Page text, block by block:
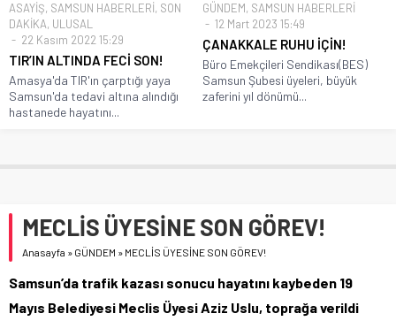
ASAYİŞ, SAMSUN HABERLERİ, SON
DAKİKA, ULUSAL
22 Kasım 2022 15:29
TIR’IN ALTINDA FECİ SON!
Amasya'da TIR'ın çarptığı yaya
Samsun'da tedavi altına alındığı
hastanede hayatını...
GÜNDEM, SAMSUN HABERLERİ
12 Mart 2023 15:49
ÇANAKKALE RUHU İÇİN!
Büro Emekçileri Sendikası(BES)
Samsun Şubesi üyeleri, büyük
zaferini yıl dönümü...
MECLİS ÜYESİNE SON GÖREV!
Anasayfa » GÜNDEM » MECLİS ÜYESİNE SON GÖREV!
Samsun’da trafik kazası sonucu hayatını kaybeden 19
Mayıs Belediyesi Meclis Üyesi Aziz Uslu, toprağa verildi